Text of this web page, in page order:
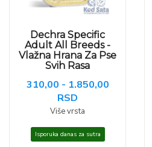
Dechra Specific
Adult All Breeds -
Vlažna Hrana Za Pse
Svih Rasa
310,00 - 1.850,00
RSD
Više vrsta
Isporuka danas za sutra